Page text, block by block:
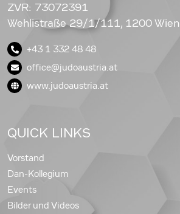
ZVR: 73072391
Wehlistraße 29/1/111, 1200 Wien
+43 1 332 48 48
office@judoaustria.at
www.judoaustria.at
QUICK LINKS
Vorstand
Dan-Kollegium
Events
Bilder und Videos